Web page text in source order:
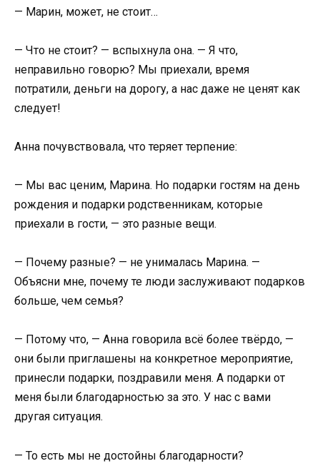
— Марин, может, не стоит…
— Что не стоит? — вспыхнула она. — Я что,
неправильно говорю? Мы приехали, время
потратили, деньги на дорогу, а нас даже не ценят как
следует!
Анна почувствовала, что теряет терпение:
— Мы вас ценим, Марина. Но подарки гостям на день
рождения и подарки родственникам, которые
приехали в гости, — это разные вещи.
— Почему разные? — не унималась Марина. —
Объясни мне, почему те люди заслуживают подарков
больше, чем семья?
— Потому что, — Анна говорила всё более твёрдо, —
они были приглашены на конкретное мероприятие,
принесли подарки, поздравили меня. А подарки от
меня были благодарностью за это. У нас с вами
другая ситуация.
— То есть мы не достойны благодарности?